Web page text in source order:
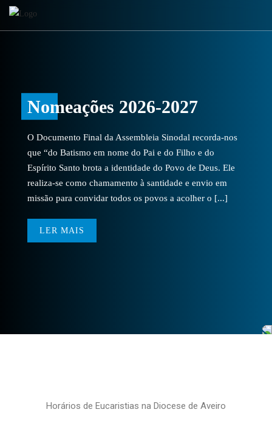
Nomeações 2026-2027
O Documento Final da Assembleia Sinodal recorda-nos
que “do Batismo em nome do Pai e do Filho e do
Espírito Santo brota a identidade do Povo de Deus. Ele
realiza-se como chamamento à santidade e envio em
missão para convidar todos os povos a acolher o [...]
LER MAIS
Horários de Eucaristias na Diocese de Aveiro